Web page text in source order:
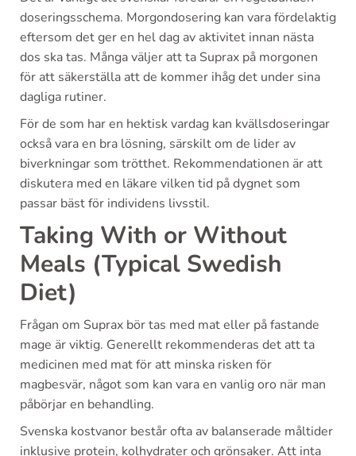
doseringsschema. Morgondosering kan vara fördelaktig
eftersom det ger en hel dag av aktivitet innan nästa
dos ska tas. Många väljer att ta Suprax på morgonen
för att säkerställa att de kommer ihåg det under sina
dagliga rutiner.
För de som har en hektisk vardag kan kvällsdoseringar
också vara en bra lösning, särskilt om de lider av
biverkningar som trötthet. Rekommendationen är att
diskutera med en läkare vilken tid på dygnet som
passar bäst för individens livsstil.
Taking With or Without
Meals (Typical Swedish
Diet)
Frågan om Suprax bör tas med mat eller på fastande
mage är viktig. Generellt rekommenderas det att ta
medicinen med mat för att minska risken för
magbesvär, något som kan vara en vanlig oro när man
påbörjar en behandling.
Svenska kostvanor består ofta av balanserade måltider
inklusive protein, kolhydrater och grönsaker. Att inta